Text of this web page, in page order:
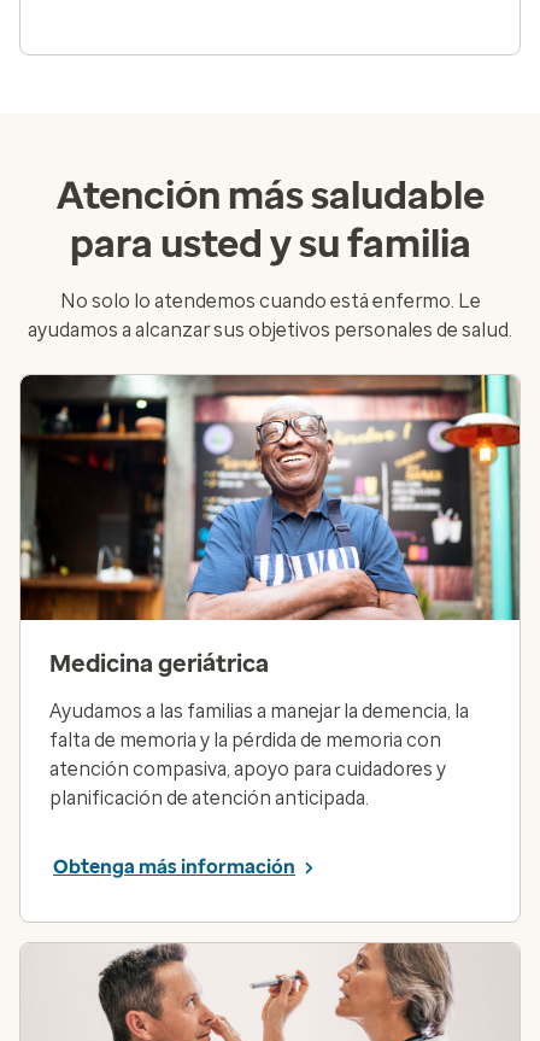
Atención más saludable
para usted y su familia
No solo lo atendemos cuando está enfermo. Le
ayudamos a alcanzar sus objetivos personales de salud.
Medicina geriátrica
Ayudamos a las familias a manejar la demencia, la
falta de memoria y la pérdida de memoria con
atención compasiva, apoyo para cuidadores y
planificación de atención anticipada.
Obtenga más información